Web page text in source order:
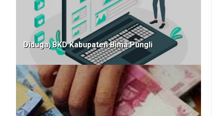
Diduga, BKD Kabupaten Bima Pungli